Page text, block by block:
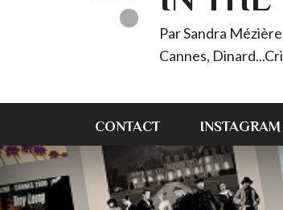
Par Sandra
Cannes,
CONTACT INSTAGRAM